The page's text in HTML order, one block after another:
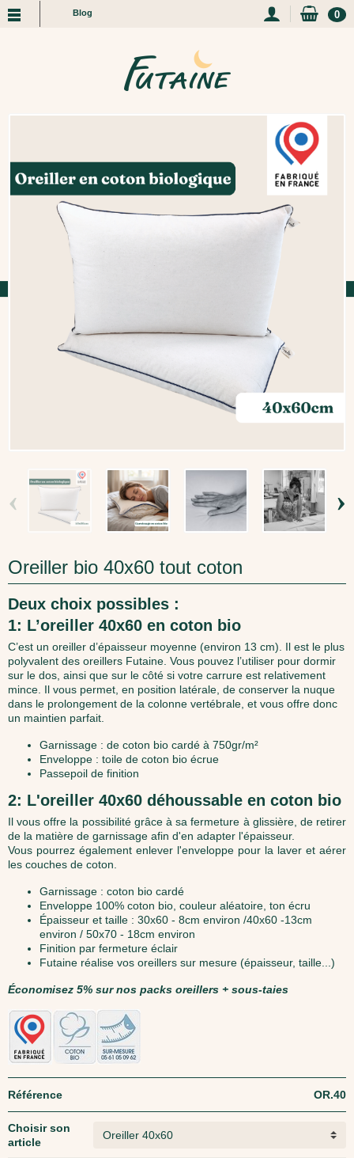
Blog 0
‹ ›
Oreiller bio 40x60 tout coton
Deux choix possibles :
1: L’oreiller 40x60 en coton bio
C’est un oreiller d’épaisseur moyenne (environ 13 cm). Il est le plus
polyvalent des oreillers Futaine. Vous pouvez l’utiliser pour dormir
sur le dos, ainsi que sur le côté si votre carrure est relativement
mince. Il vous permet, en position latérale, de conserver la nuque
dans le prolongement de la colonne vertébrale, et vous offre donc
un maintien parfait.
Garnissage : de coton bio cardé à 750gr/m²
Enveloppe : toile de coton bio écrue
Passepoil de finition
2: L'oreiller 40x60 déhoussable en coton bio
Il vous offre la possibilité grâce à sa fermeture à glissière, de retirer
de la matière de garnissage afin d'en adapter l'épaisseur.
Vous pourrez également enlever l'enveloppe pour la laver et aérer
les couches de coton.
Garnissage : coton bio cardé
Enveloppe 100% coton bio, couleur aléatoire, ton écru
Épaisseur et taille : 30x60 - 8cm environ /40x60 -13cm
environ / 50x70 - 18cm environ
Finition par fermeture éclair
Futaine réalise vos oreillers sur mesure (épaisseur, taille...)
Économisez 5% sur nos packs oreillers + sous-taies
Référence OR.40
Choisir son
article